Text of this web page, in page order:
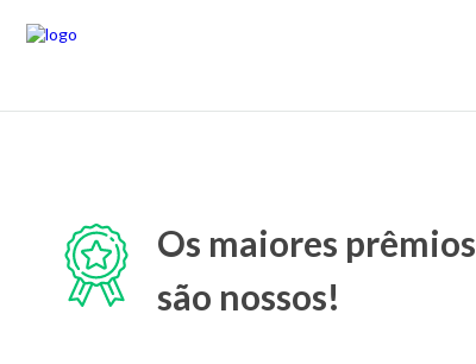
Os maiores prêmios
são nossos!